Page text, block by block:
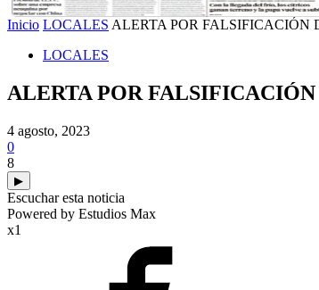
Inicio LOCALES ALERTA POR FALSIFICACIÓN
LOCALES
ALERTA POR
4 agosto, 2023
0
8
▶
Escuchar esta noticia
Powered by Estudios Max
x1